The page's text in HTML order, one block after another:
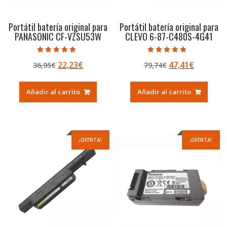
Portátil batería original para
PANASONIC CF-VZSU53W
5.00
de 5
36,95€ El
original
era:
22,23€El
actual
es:
Añadir al carrito
Portátil batería original para
CLEVO 6-87-C480S-4G41
4.50
de 5
79,74€ El
original
era:
47,41€El
actual
es:
Añadir al carrito
¡OFERTA! ¡OFERTA!